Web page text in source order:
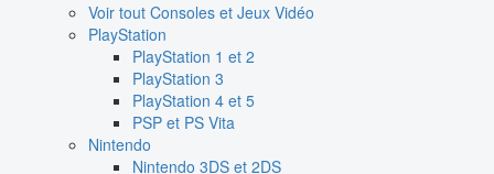
Voir tout Consoles et Jeux Vidéo
PlayStation
PlayStation 1 et 2
PlayStation 3
PlayStation 4 et 5
PSP et PS Vita
Nintendo
Nintendo 3DS et 2DS